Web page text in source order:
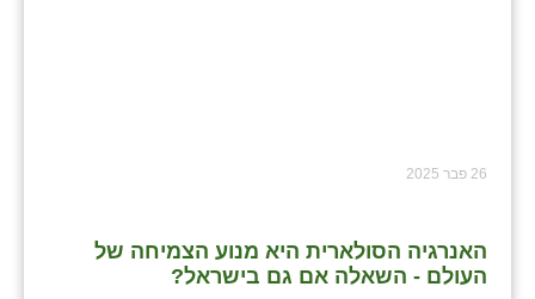
26 פבר 2025
האנרגיה הסולארית היא מנוע הצמיחה של
העולם - השאלה אם גם בישראל?